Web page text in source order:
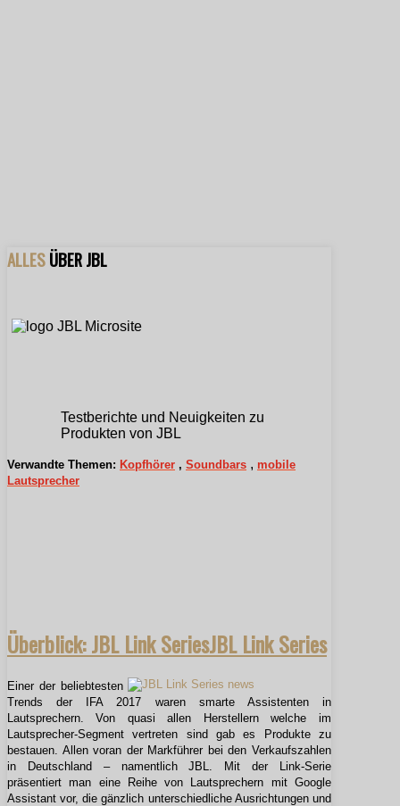
ALLESÜBER JBL
Testberichte und Neuigkeiten zu
Produkten von JBL
Verwandte Themen: Kopfhörer , Soundbars , mobile
Lautsprecher
Überblick: JBL Link SeriesJBL Link Series
Einer der beliebtesten
Trends der IFA 2017 waren smarte Assistenten in
Lautsprechern. Von quasi allen Herstellern welche im
Lautsprecher-Segment vertreten sind gab es Produkte zu
bestauen. Allen voran der Markführer bei den Verkaufszahlen
in Deutschland – namentlich JBL. Mit der Link-Serie
präsentiert man eine Reihe von Lautsprechern mit Google
Assistant vor, die gänzlich unterschiedliche Ausrichtungen und